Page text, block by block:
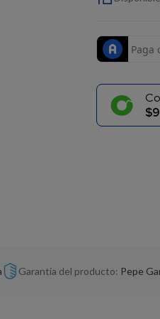
Garantía del producto: Pepe